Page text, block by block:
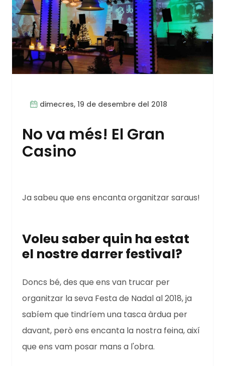
dimecres, 19 de desembre del 2018
No va més! El Gran
Casino
Ja sabeu que ens encanta organitzar saraus!
Voleu saber quin ha estat
el nostre darrer festival?
Doncs bé, des que ens van trucar per
organitzar la seva Festa de Nadal al 2018, ja
sabíem que tindríem una tasca àrdua per
davant, però ens encanta la nostra feina, així
que ens vam posar mans a l'obra.